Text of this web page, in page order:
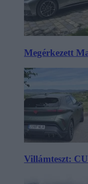
Megérkezett
Villámteszt: